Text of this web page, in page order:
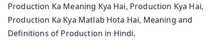
Production Ka Meaning Kya Hai, Production Kya Hai,
Production Ka Kya Matlab Hota Hai, Meaning and
Definitions of Production in Hindi.